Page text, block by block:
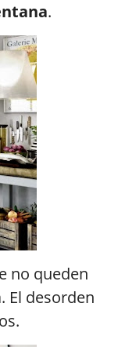
.
no queden
El desorden